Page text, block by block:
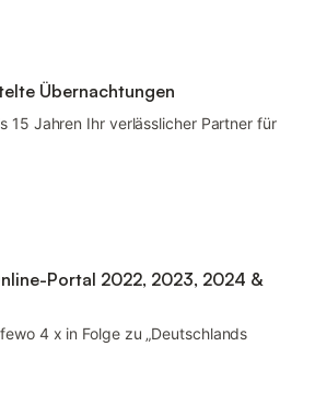
Übernachtungen
15 Jahren Ihr verlässlicher Partner für
Portal 2022, 2023, 2024 &
4 x in Folge zu „Deutschlands